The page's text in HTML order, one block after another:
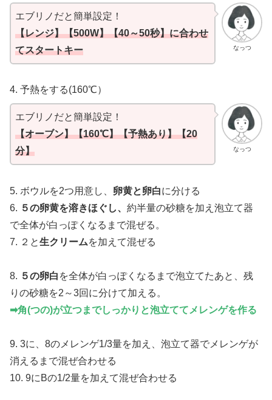
なっつ
エブリノだと簡単設定！
【レンジ】【500W】【40～50秒】に合わせ
てスタートキー
4. 予熱をする(160℃）
なっつ
エブリノだと簡単設定！
【オーブン】【160℃】【予熱あり】【20
分】
5. ボウルを2つ用意し、 卵黄と卵白に分ける
6. ５の卵黄を溶きほぐし、 約半量の砂糖を加え泡立て器
で全体が白っぽくなるまで混ぜる。
7. ２と生クリームを加えて混ぜる
8. ５の卵白 を全体が白っぽくなるまで泡立てたあと、残
りの砂糖を2～3回に分けて加える。
➡︎角(つの)が立つまでしっかりと泡立ててメレンゲを作る
9. 3に、8のメレンゲ1/3量を加え、泡立て器でメレンゲが
消えるまで混ぜ合わせる
10. 9にBの1/2量を加えて混ぜ合わせる